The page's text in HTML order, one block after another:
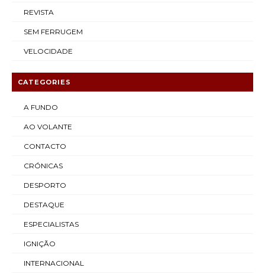
REVISTA
SEM FERRUGEM
VELOCIDADE
CATEGORIES
A FUNDO
AO VOLANTE
CONTACTO
CRÓNICAS
DESPORTO
DESTAQUE
ESPECIALISTAS
IGNIÇÃO
INTERNACIONAL